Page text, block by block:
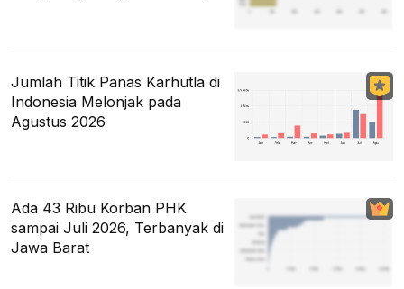
Jumlah Titik Panas Karhutla di
Indonesia Melonjak pada
Agustus 2026
Ada 43 Ribu Korban PHK
sampai Juli 2026, Terbanyak di
Jawa Barat